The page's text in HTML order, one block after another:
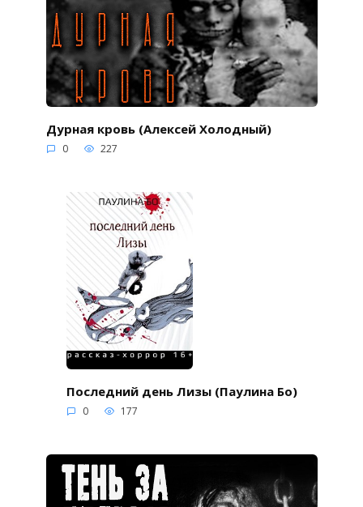
Дурная кровь (Алексей Холодный)
0 227
Последний день Лизы (Паулина Бо)
0 177